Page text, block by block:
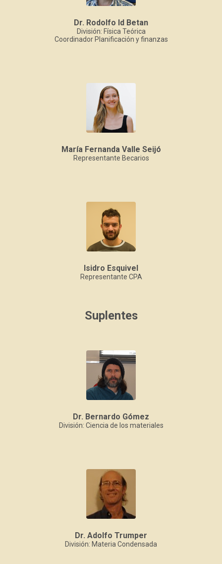
Dr. Rodolfo Id Betan
División: Física Teórica
Coordinador Planificación y finanzas
María Fernanda Valle Seijó
Representante Becarios
Isidro Esquivel
Representante CPA
Suplentes
Dr. Bernardo Gómez
División: Ciencia de los materiales
Dr. Adolfo Trumper
División: Materia Condensada